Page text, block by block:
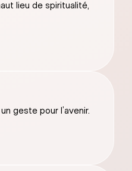
lieu de spiritualité,
geste pour l’avenir.